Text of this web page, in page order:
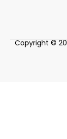
Copyright ©